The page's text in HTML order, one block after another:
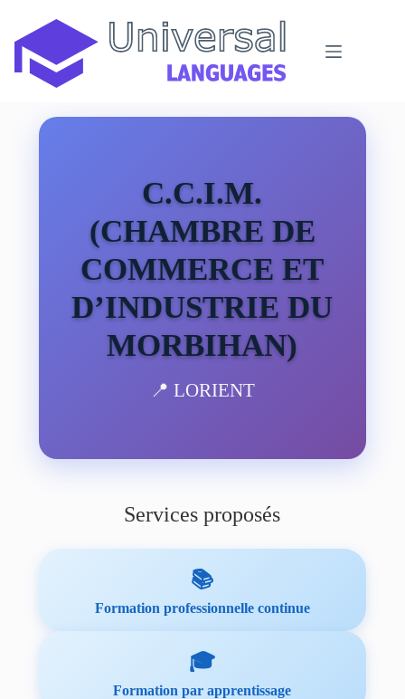
contenu
C.C.I.M.
(CHAMBRE DE
COMMERCE ET
D’INDUSTRIE DU
MORBIHAN)
📍 LORIENT
Services proposés
📚
Formation professionnelle continue
🎓
Formation par apprentissage